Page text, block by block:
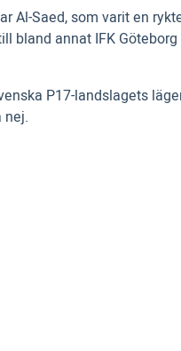
Al-Saed, som varit en
bland annat IFK
P17-landslagets
nej.